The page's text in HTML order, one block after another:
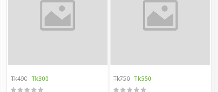
Tk490 Tk300 Tk750 Tk550